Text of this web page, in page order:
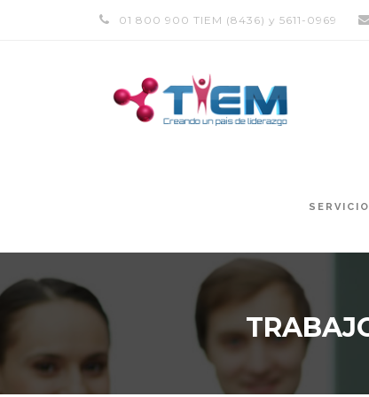
01 800 900 TIEM (8436) y 5611-0969